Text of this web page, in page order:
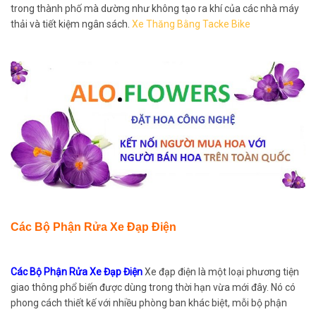
trong thành phố mà dường như không tạo ra khí của các nhà máy
thải và tiết kiệm ngân sách. Xe Thăng Bằng Tacke Bike
Các Bộ Phận Rửa Xe Đạp Điện
Các Bộ Phận Rửa Xe Đạp ĐiệnXe đạp điện là một loại phương tiện
giao thông phổ biến được dùng trong thời hạn vừa mới đây. Nó có
phong cách thiết kế với nhiều phòng ban khác biệt, mỗi bộ phận